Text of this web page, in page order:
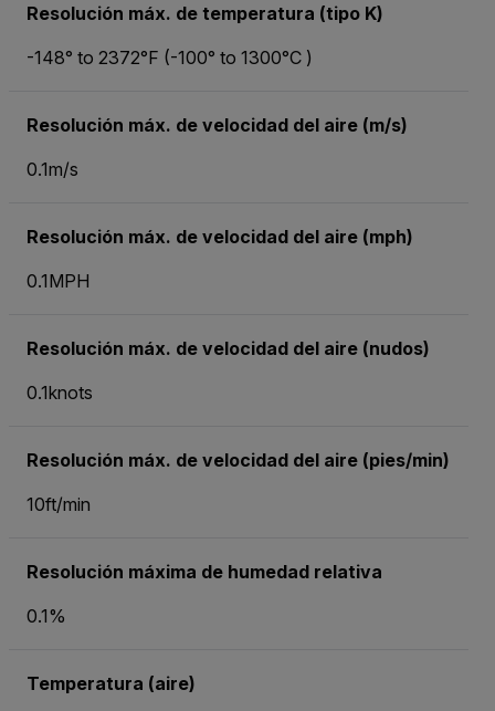
Resolución máx. de temperatura (tipo K)
-148° to 2372°F (-100° to 1300°C )
Resolución máx. de velocidad del aire (m/s)
0.1m/s
Resolución máx. de velocidad del aire (mph)
0.1MPH
Resolución máx. de velocidad del aire (nudos)
0.1knots
Resolución máx. de velocidad del aire (pies/min)
10ft/min
Resolución máxima de humedad relativa
0.1%
Temperatura (aire)